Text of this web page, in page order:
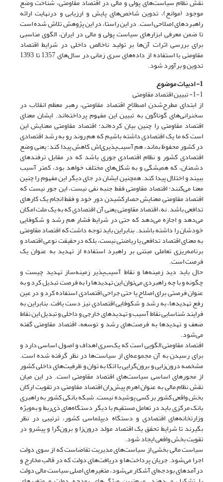
نقش نظام سیاست‌های پولی و مالی در اقتصاد مقاومتی، شناخت وضع
موجود (موانع)، تدوین شاخص‌های پایش و ارزیابی و درنهایت ارائه
راهبردهای اصلاحی است. در این راستا، در این پژوهش تلاش شده است
تا ضمن معرفی ابزارهای سیاست پولی و مالی در ایران، الگوی مناسبی
برای بررسی اثرات آن‌ها بر تولید ناخالص داخلی در شرایط اقتصاد
مقاومتی با استفاده از داده‌های سری زمانی در سال‌های 1357 تا 1393
تدوین و برآورد شود.
1- ادبیات موضوع
1-1- تبیین اقتصاد مقاومتی
از ابتدای مطرح‌شدن اصطلاح اقتصاد مقاومتی، رهبر معظم انقلاب در
سخنرانی‌های گوناگون به تبیین این مفهوم پرداخته‌اند. ایشان معنای
اقتصاد مقاومتی را چنین بیان کرده‌اند: اقتصاد مقاومتى معنایش این
است که ما یک اقتصادى داشته باشیم که هم روند رو به رشد اقتصادى
در کشور محفوظ بماند، هم آسیب‌پذیرى‌اش کاهش پیدا کند؛ یعنى وضع
اقتصادى کشور و نظام اقتصادى جورى باشد که در مقابل ترفندهاى
دشمنان، که همیشگى و به شکل‌هاى مختلف خواهد بود، کمتر آسیب
ببیند و اختلال پیدا کند. همچنین ایشان در جای دیگر این مفهوم را چنین
معنا می‌کنند: اقتصاد مقاومتى فقط جنبه نفى نیست، این جور نیست که
اقتصاد مقاومتى معنایش حصارکشیدن دور خود و فقط انجام یک کارهاى
تدافعى باشد. نه، اقتصاد مقاومتى یعنى آن اقتصادى که به یک ملت امکان
می‌دهد و اجازه می‌دهد که حتى در شرایط فشار هم رشد و شکوفایى
خودشان را داشته باشند. بنابراین باید توجه داشت که اقتصاد مقاومتی
به معنای اقتصاد تدافعی یا ریاضتی نیست، بلکه درحقیقت نوعی اقتصاد و
برنامه‌ریزی تعاملی مبتنی بر راهبرد استفاده از تهدید به عنوان یک
فرصت است.
حال باید دید زمینه‌ها و نقاط آسیب‌پذیر زمینه‌ساز تهدید چیست و
چگونه و با چه راهبردی می‌توان این تهدیدها را به فرصت تبدیل کرد و به
عنوان فرصتی برای اصلاح یا حتی جراحی اقتصادی استفاده کرد و در عین
رفع تهدیدها، به رشد و شکوفایی اقتصادی نیز دست یافت. بنابراین به
فرایند شناسایی نقاط آسیب و تهدیدهای خارجی و داخلی و تبدیل این نقاط
ضعف و تهدیدها به فرصت‌های رشد و توسعه‌، اقتصاد مقاومتی گفته
می‌شود.
اقتصاد مقاومتی الگویی است که یک‌سری اهداف و اصول اساسی دارد و
برای رسیدن به آن مجموعه‌ای از سیاست‌ها در نظر گرفته شده است.
مشخصه درون‌زایی و برون‌گرایی با اتکا به توان و ظرفیت‌های داخلی کشور
از محورهای اساسی سیاست‌های اقتصاد مقاومتی است. در این میان
نقش نظام مالی به عنوان اهرم پیش‌ران اقتصاد مقاومتی در تقویت ارکان
بخش واقعی کشور بر کسی پوشیده نیست. شبکه بانکی کشور به راهبری
بانک مرکزی باید در تعامل مستقیم با دیگر دستگاه‌های ذی‌ربط و به‌ویژه
وزارتخانه‌های اقتصادی و دستگاه دیپلماسی کشور، ترتیبی در نظر
بگیرند تا شرایط تحقق یک اقتصاد مولد درون‌زا و برون‌گرا و پیشرو در
تقویت بخش واقعی ایجاد شود.
سیاست مالی بخشی از سیاست‌های مدیریت تقاضاست که از سوی دولت
اجرا می‌شود. جریان پرداخت‌ها و دریافت‌های دولت که در قالب مخارج و
درآمدهای بودجه‌ای آشکار می‌شود، متغیرهای اصلی سیاست مالی دولت